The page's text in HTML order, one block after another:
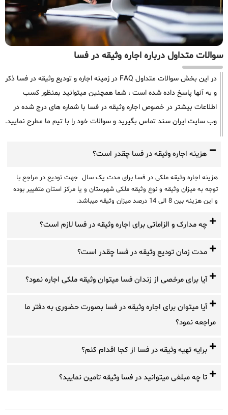
سوالات متداول درباره اجاره وثیقه در فسا
در این بخش سوالات متداول FAQ در زمینه اجاره و تودیع وثیقه در فسا ذکر
و به آنها پاسخ داده شده است ، شما همچنین میتوانید بمنظور کسب
اطلاعات بیشتر در خصوص اجاره وثیقه در فسا با شماره های درج شده در
وب سایت ایران سند تماس بگیرید و سوالات خود را با تیم ما مطرح نمایید.
هزینه اجاره وثیقه در فسا چقدر است؟
هزینه اجاره وثیقه ملکی در فسا برای مدت یک سال جهت تودیع در مراجع با
توجه به میزان وثیقه و نوع وثیقه ملکی شهرستان و یا مرکز استان متغییر بوده
و این هزینه بین 8 الی 14 درصد میزان وثیقه میباشد.
چه مدارک و الزاماتی برای اجاره وثیقه در فسا لازم است؟
مدت زمان تودیع وثیقه در فسا چقدر است؟
آیا برای مرخصی از زندان فسا میتوان وثیقه ملکی اجاره نمود؟
آیا میتوان برای اجاره وثیقه در فسا بصورت حضوری به دفتر ما
مراجعه نمود؟
برایه تهیه وثیقه در فسا از کجا اقدام کنم؟
تا چه مبلغی میتوانید در فسا وثیقه تامین نمایید؟